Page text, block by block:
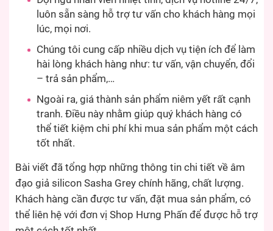
luôn sẵn sàng hỗ trợ tư vấn cho khách hàng mọi
lúc, mọi nơi.
Chúng tôi cung cấp nhiều dịch vụ tiện ích để làm
hài lòng khách hàng như: tư vấn, vận chuyển, đổi
– trả sản phẩm,…
Ngoài ra, giá thành sản phẩm niêm yết rất cạnh
tranh. Điều này nhằm giúp quý khách hàng có
thể tiết kiệm chi phí khi mua sản phẩm một cách
tốt nhất.
Bài viết đã tổng hợp những thông tin chi tiết về âm
đạo giả silicon Sasha Grey chính hãng, chất lượng.
Khách hàng cần được tư vấn, đặt mua sản phẩm, có
thể liên hệ với đơn vị Shop Hưng Phấn để được hỗ trợ